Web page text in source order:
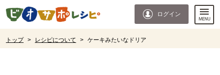
ページの先頭です。
ログイン
トップ > レシピについて > ケーキみたいなドリア